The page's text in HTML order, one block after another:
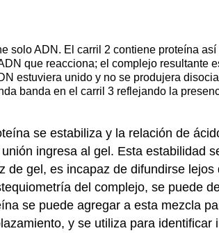
solo ADN. El carril 2 contiene proteína
que reacciona; el complejo resultante
estuviera unido y no se produjera
banda en el carril 3 reflejando la
se estabiliza y la relación de
ingresa al gel. Esta estabilidad
gel, es incapaz de difundirse
del complejo, se puede
se puede agregar a esta mezcla
y se utiliza para